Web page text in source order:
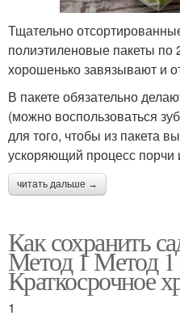
Тщательно
полиэтиленовые пакеты по
хорошенько завязывают и
В пакете обязательно
(можно воспользоваться
для того, чтобы из пакета
ускоряющий процесс порчи
читать дальше →
Как сохранить
Метод 1 Метод 1
Краткосрочное
1